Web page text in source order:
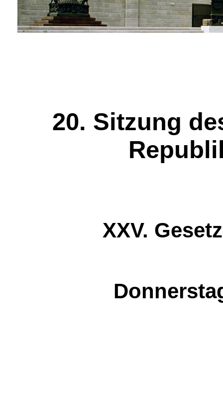
20. Sitzung
XXV.